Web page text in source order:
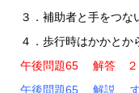
３．補助者と手をつな
４．歩行時はかかとか
午後問題65 解答 ２
午後問題65 解説 す